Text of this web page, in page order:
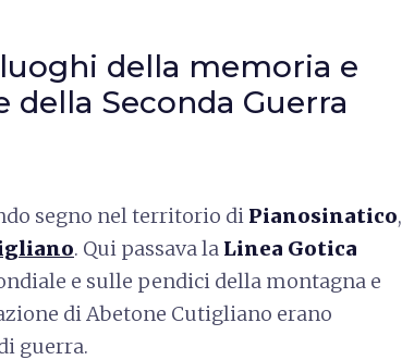
della memoria e
della Seconda Guerra
segno nel territorio di Pianosinatico,
. Qui passava la Linea Gotica
e sulle pendici della montagna e
di Abetone Cutigliano erano
guerra.